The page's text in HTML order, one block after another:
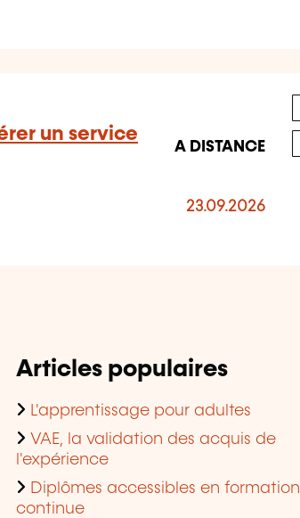
un service
A DISTANCE
23.09.2026
Articles populaires
L'apprentissage pour adultes
VAE, la validation des acquis de
l'expérience
Diplômes accessibles en formation
continue